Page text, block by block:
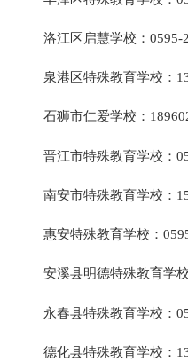
洛江区启慧学校：0595-
泉港区特殊教育学校：
石狮市仁爱学校：
晋江市特殊教育学校：
南安市特殊教育学校：
惠安特殊教育学校：
安溪县明德特殊教育学校
永春县特殊教育学校：
德化县特殊教育学校：